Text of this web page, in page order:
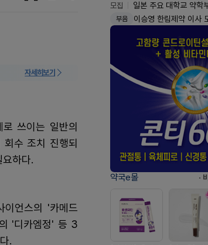
자세히보기
쓰이는 일반의
수 조치 진행되
하다.
이언스의 '카메드
'디카엠정' 등 3
.
모집
일본 주요 대학교 약학
부음 이승영 한림제약 이사
약국e몰 ·